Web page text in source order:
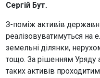
Сергій Бут.
З-поміж активів
реалізовуватимуться на
земельні ділянки,
тощо. За рішенням Уряду
таких активів